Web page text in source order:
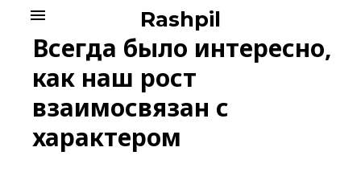
content
Rashpil
menu
Всегда было интересно,
как наш рост
взаимосвязан с
характером